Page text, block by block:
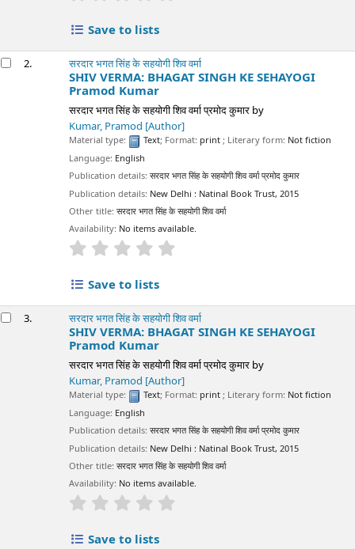
Save to lists
2. सरदार भगत सिंह के सहयोगी शिव वर्मा
SHIV VERMA: BHAGAT SINGH KE SEHAYOGI
Pramod Kumar
सरदार भगत सिंह के सहयोगी शिव वर्मा प्रमोद कुमार by
Kumar, Pramod [Author]
Material type: Text; Format: print; Literary form: Not fiction
Language: English
Publication details:सरदार भगत सिंह के सहयोगी शिव वर्मा प्रमोद कुमार
Publication details: New Delhi : Natinal Book Trust, 2015
Other title:सरदार भगत सिंह के सहयोगी शिव वर्मा
Availability: No items available.
star rating
Save to lists
3. सरदार भगत सिंह के सहयोगी शिव वर्मा
SHIV VERMA: BHAGAT SINGH KE SEHAYOGI
Pramod Kumar
सरदार भगत सिंह के सहयोगी शिव वर्मा प्रमोद कुमार by
Kumar, Pramod [Author]
Material type: Text; Format: print; Literary form: Not fiction
Language: English
Publication details:सरदार भगत सिंह के सहयोगी शिव वर्मा प्रमोद कुमार
Publication details: New Delhi : Natinal Book Trust, 2015
Other title:सरदार भगत सिंह के सहयोगी शिव वर्मा
Availability: No items available.
star rating
Save to lists